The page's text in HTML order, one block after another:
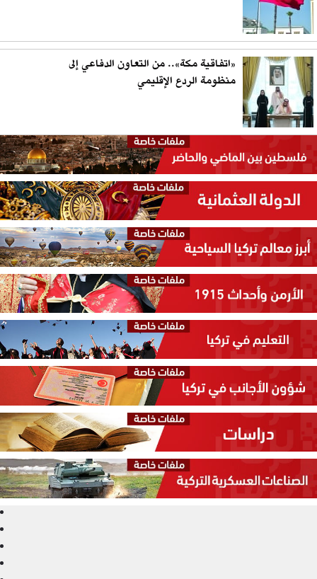
«اتفاقية مكة».. من التعاون الدفاعي إلى
منظومة الردع الإقليمي